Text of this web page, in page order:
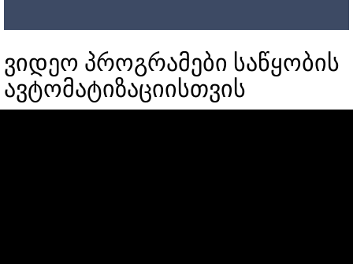
ვიდეო პროგრამები საწყობის
ავტომატიზაციისთვის